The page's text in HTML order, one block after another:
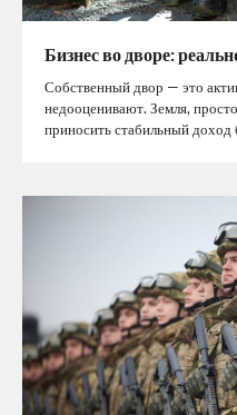
Бизнес во дворе:
Собственный двор — это
недооценивают. Земля,
приносить стабильный доход